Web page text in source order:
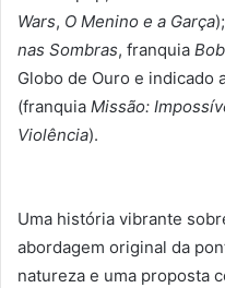
Wars, O Menino e a Garça
nas Sombras, franquia
Globo de Ouro e indicado
(franquia Missão:
Violência).
Uma história vibrante
abordagem original da
natureza e uma proposta